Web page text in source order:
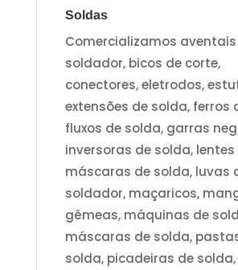
Soldas
Comercializamos
soldador, bicos de corte,
conectores, eletrodos,
extensões de solda, ferros
fluxos de solda, garras
inversoras de solda,
máscaras de solda, luvas
soldador, maçaricos,
gêmeas, máquinas de
máscaras de solda,
solda, picadeiras de